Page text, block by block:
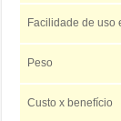
Facilidade de uso
Peso
Custo x benefício